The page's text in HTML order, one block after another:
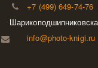
+7 (499) 649-74-76
info@photo-knigi.ru